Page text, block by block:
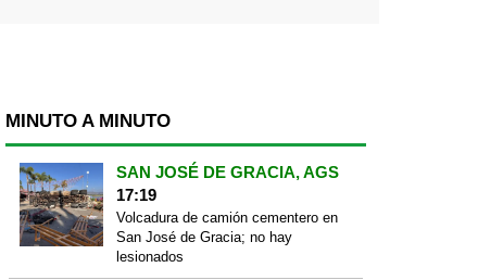
MINUTO A MINUTO
SAN JOSÉ DE GRACIA, AGS
17:19
Volcadura de camión cementero en
San José de Gracia; no hay
lesionados